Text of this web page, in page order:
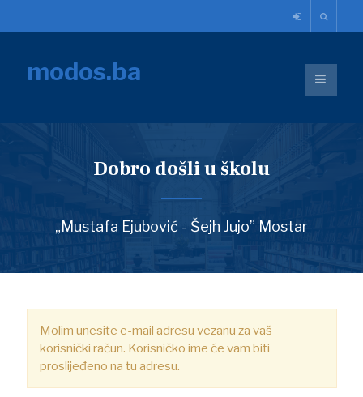
modos.ba
Dobro došli u školu
„Mustafa Ejubović - Šejh Jujo” Mostar
Molim unesite e-mail adresu vezanu za vaš
korisnički račun. Korisničko ime će vam biti
proslijeđeno na tu adresu.